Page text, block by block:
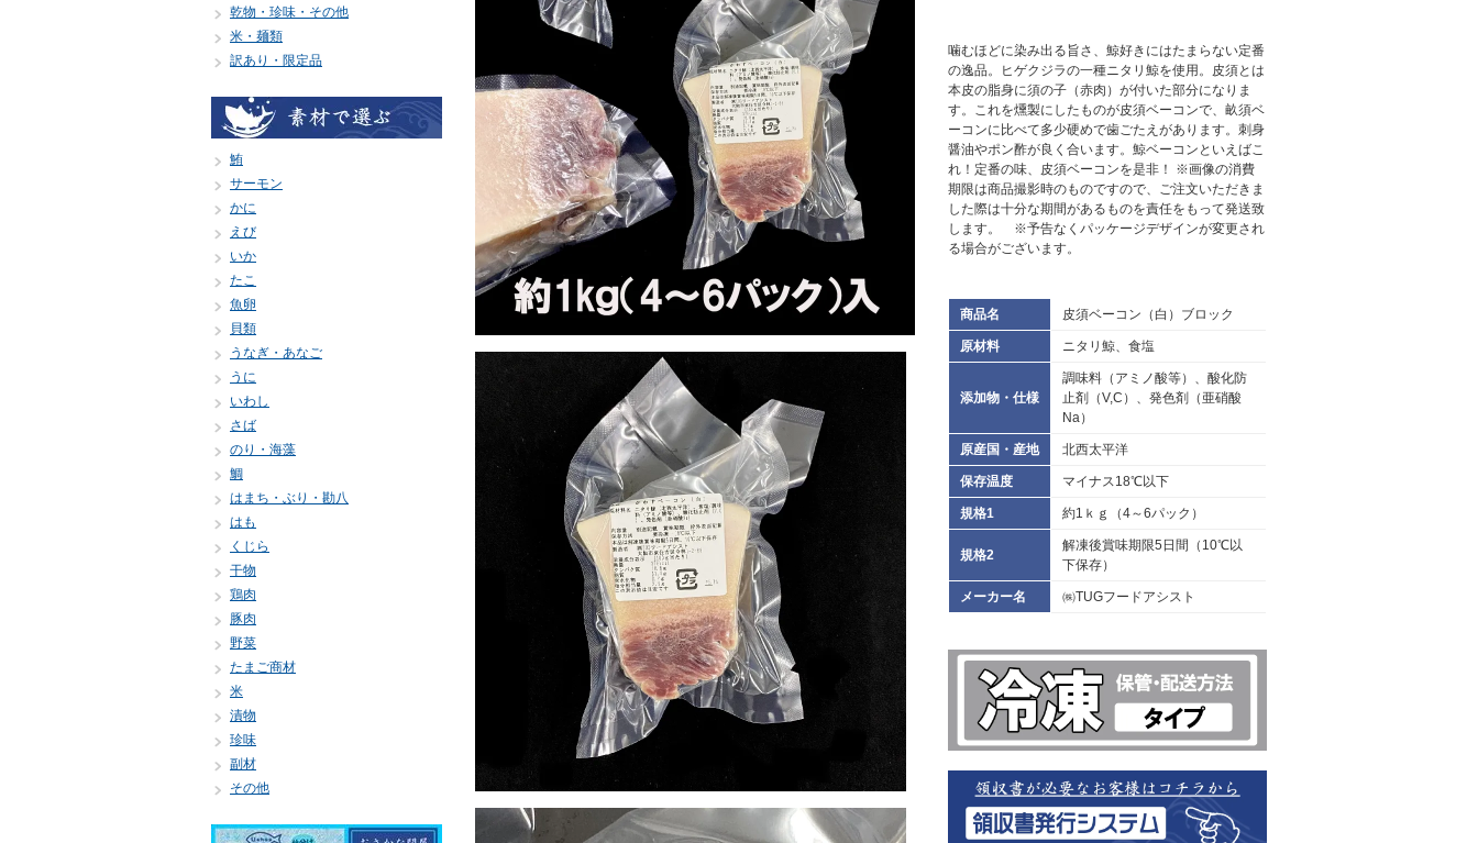
乾物・珍味・その他
米・麺類
訳あり・限定品
鮪
サーモン
かに
えび
いか
たこ
魚卵
貝類
うなぎ・あなご
うに
いわし
さば
のり・海藻
鯛
はまち・ぶり・勘八
はも
くじら
干物
鶏肉
豚肉
野菜
たまご商材
米
漬物
珍味
副材
その他
噛むほどに染み出る旨さ、鯨好きにはたまらない定番
の逸品。ヒゲクジラの一種ニタリ鯨を使用。皮須とは
本皮の脂身に須の子（赤肉）が付いた部分になりま
す。これを燻製にしたものが皮須ベーコンで、畝須ベ
ーコンに比べて多少硬めで歯ごたえがあります。刺身
醤油やポン酢が良く合います。鯨ベーコンといえばこ
れ！定番の味、皮須ベーコンを是非！ ※画像の消費
期限は商品撮影時のものですので、ご注文いただきま
した際は十分な期間があるものを責任をもって発送致
します。 ※予告なくパッケージデザインが変更され
る場合がございます。
商品名 皮須ベーコン（白）ブロック
原材料 ニタリ鯨、食塩
添加物・仕様
調味料（アミノ酸等）、酸化防
止剤（V,C）、発色剤（亜硝酸
Na）
原産国・産地 北西太平洋
保存温度 マイナス18℃以下
規格1 約1ｋｇ（4～6パック）
規格2
解凍後賞味期限5日間（10℃以
下保存）
メーカー名 ㈱TUGフードアシスト